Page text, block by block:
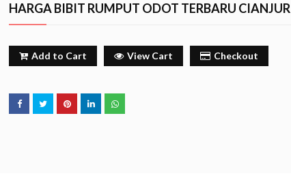
HARGA BIBIT RUMPUT ODOT TERBARU CIANJUR
Add to Cart View Cart Checkout